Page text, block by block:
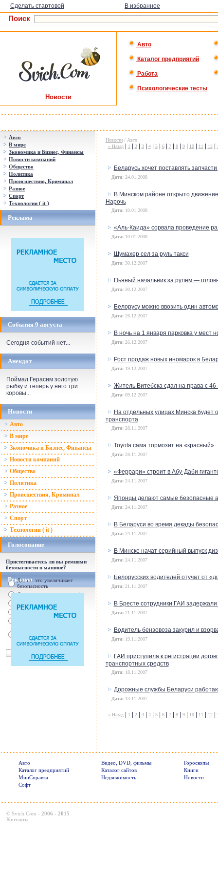
Сделать стартовой В избранное
Поиск
Новости
Авто
Каталог предприятий
Работа
Психологические тесты
Авто
В мире
Зкономика и Бизнес, Финансы
Новости компаний
Общество
Политика
Происшествия, Криминал
Разное
Спорт
Технологии ( it )
Реклама
События 9 августа
Сегодня событий нет...
Анекдот
Поймал Герасим золотую
рыбку и теперь у него три
коровы...
Новости
Авто
В мире
Зкономика и Бизнес, Финансы
Новости компаний
Общество
Политика
Происшествия, Криминал
Разное
Спорт
Технологии ( it )
Голосование
Пристегиваетесь ли вы ремнями
безопасности в машине?
Да, т.к. это увеличивает
безопасность
Да, т.к. увеличились штрафы
Нет, с ремнем не удобно
Нет, Я уверен в себе
пристегива
Реклама
Новости/ Авто
« Назад| 1 2| 3| 4| 5| 6| 7| 8| 9| 10| 11 12|
Беларусь хочет поставлять
Дата: 24.01.2008
В Минском районе открыто
Нарочь
Дата: 10.01.2008
«Аль-Каида» сорвала проведение
Дата: 10.01.2008
Шумахер сел за руль такси
Дата: 30.12.2007
Пьяный начальник за рулем —
Дата: 30.12.2007
Белорусу можно ввозить один
Дата: 26.12.2007
В ночь на 1 января парковка у мест
Дата: 26.12.2007
Рост продаж новых иномарок в
Дата: 19.12.2007
Житель Витебска сдал на права с
Дата: 09.12.2007
На отдельных улицах Минска будет
транспорта
Дата: 28.11.2007
Toyota сама тормозит на «красный»
Дата: 28.11.2007
«Феррари» строит в Абу-Даби
Дата: 24.11.2007
Японцы делают самые безопасные
Дата: 24.11.2007
В Беларуси во время декады
Дата: 24.11.2007
В Минске начат серийный выпуск
Дата: 24.11.2007
Белорусских водителей отучат от
Дата: 21.11.2007
В Бресте сотрудники ГАИ
Дата: 21.11.2007
Водитель бензовоза закурил и
Дата: 19.11.2007
ГАИ приступила к регистрации
транспортных средств
Дата: 18.11.2007
Дорожные службы Беларуси
Дата: 13.11.2007
« Назад| 1 2| 3| 4| 5| 6| 7| 8| 9| 10| 11 12|
Авто Видео, DVD, фильмы
Гороскопы
Каталог предприятий
Каталог сайтов
Книги
МинСправка
Недвижимость
Новости
Софт
© Svich.Com - 2006 - 2015
Контакты